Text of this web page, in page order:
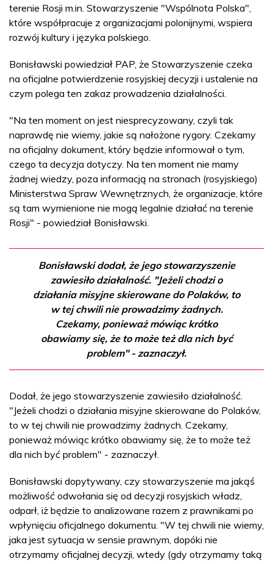
terenie Rosji m.in. Stowarzyszenie "Wspólnota Polska",
które współpracuje z organizacjami polonijnymi, wspiera
rozwój kultury i języka polskiego.
Bonisławski powiedział PAP, że Stowarzyszenie czeka
na oficjalne potwierdzenie rosyjskiej decyzji i ustalenie na
czym polega ten zakaz prowadzenia działalności.
"Na ten moment on jest niesprecyzowany, czyli tak
naprawdę nie wiemy, jakie są nałożone rygory. Czekamy
na oficjalny dokument, który będzie informował o tym,
czego ta decyzja dotyczy. Na ten moment nie mamy
żadnej wiedzy, poza informacją na stronach (rosyjskiego)
Ministerstwa Spraw Wewnętrznych, że organizacje, które
są tam wymienione nie mogą legalnie działać na terenie
Rosji" - powiedział Bonisławski.
Bonisławski dodał, że jego stowarzyszenie
zawiesiło działalność. "Jeżeli chodzi o
działania misyjne skierowane do Polaków, to
w tej chwili nie prowadzimy żadnych.
Czekamy, ponieważ mówiąc krótko
obawiamy się, że to może też dla nich być
problem" - zaznaczył.
Dodał, że jego stowarzyszenie zawiesiło działalność.
"Jeżeli chodzi o działania misyjne skierowane do Polaków,
to w tej chwili nie prowadzimy żadnych. Czekamy,
ponieważ mówiąc krótko obawiamy się, że to może też
dla nich być problem" - zaznaczył.
Bonisławski dopytywany, czy stowarzyszenie ma jakąś
możliwość odwołania się od decyzji rosyjskich władz,
odparł, iż będzie to analizowane razem z prawnikami po
wpłynięciu oficjalnego dokumentu. "W tej chwili nie wiemy,
jaka jest sytuacja w sensie prawnym, dopóki nie
otrzymamy oficjalnej decyzji, wtedy (gdy otrzymamy taką